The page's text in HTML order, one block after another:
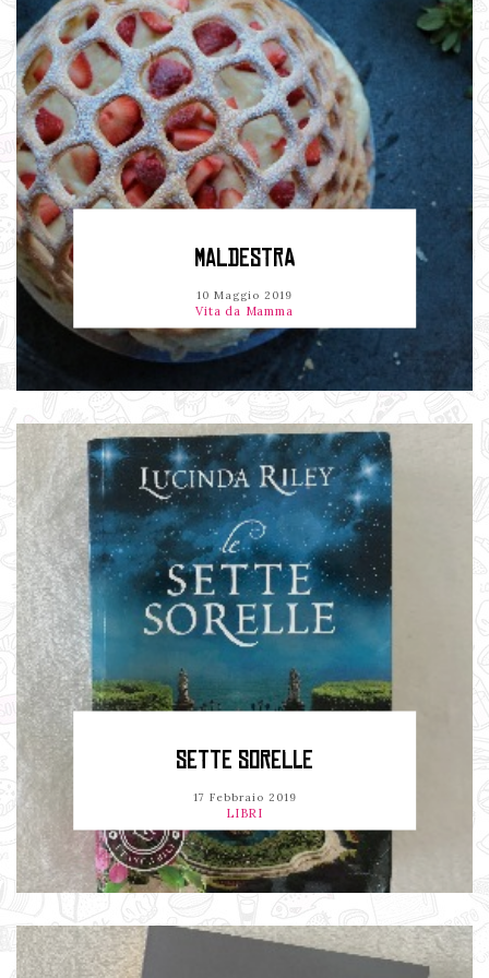
MALDESTRA
10 Maggio 2019
Vita da Mamma
SETTE SORELLE
17 Febbraio 2019
LIBRI